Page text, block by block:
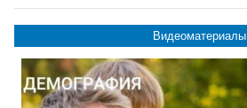
Видеоматериалы